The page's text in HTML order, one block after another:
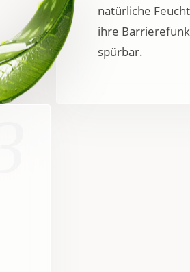
natürliche
ihre
spürbar.